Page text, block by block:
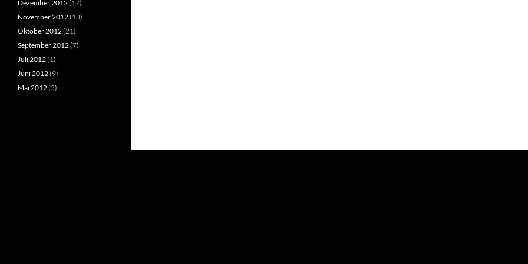
Dezember 2012(17)
November 2012(13)
Oktober 2012(21)
September 2012(7)
Juli 2012(1)
Juni 2012(9)
Mai 2012(5)